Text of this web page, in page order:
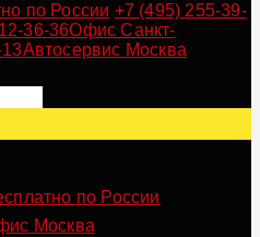
по России +7 (495) 255-39-
36-36Офис Санкт-
Автосервис Москва
по России
Москва